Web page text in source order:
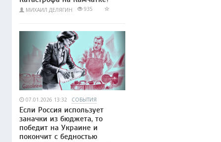
МИХАИЛ ДЕЛЯГИН 935
07.01.2026 13:32 СОБЫТИЯ
Если Россия использует
заначки из бюджета, то
победит на Украине и
покончит с бедностью